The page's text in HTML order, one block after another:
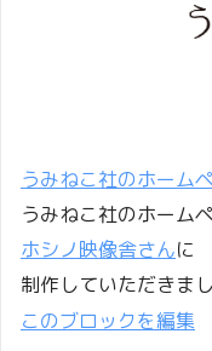
うみねこ社のホーム
うみねこ社のホーム
ホシノ映像舎さんに
制作していただきま
このブロックを編集